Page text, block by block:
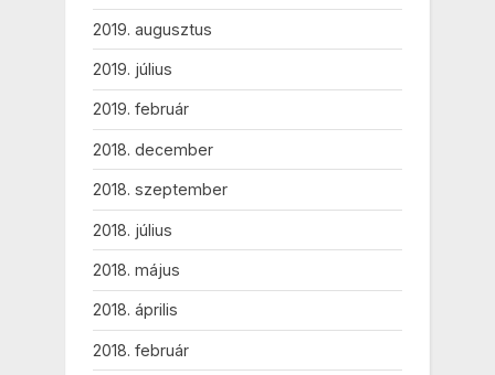
2019. augusztus
2019. július
2019. február
2018. december
2018. szeptember
2018. július
2018. május
2018. április
2018. február